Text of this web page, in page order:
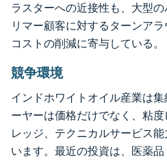
ラスターへの近接性も、大型
リマー顧客に対するターンア
コストの削減に寄与している。
競争環境
インドホワイトオイル産業は
ーヤーは価格だけでなく、粘
レッジ、テクニカルサービス
います。最近の投資は、医薬